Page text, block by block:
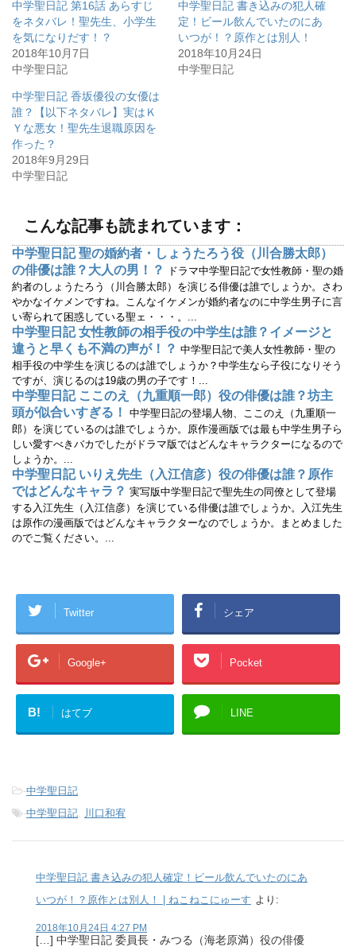
T
w
i
t
t
e
r
で
有
(
新
し
い
ウ
ィ
ン
ド
ウ
ま
す
o
k
で
共
有
す
ク
リ
ッ
ク
し
だ
い
ウ
ィ
ン
ド
ウ
で
開
き
ま
す
)
中学聖日記 第16話 あらすじ
をネタバレ！聖先生、小学生
を気になりだす！？
2018年10月7日
中学聖日記
中学聖日記 書き込みの犯人確
定！ビール飲んでいたのにあ
いつが！？原作とは別人！
2018年10月24日
中学聖日記
中学聖日記 香坂優役の女優は
誰？【以下ネタバレ】実はＫ
Ｙな悪女！聖先生退職原因を
作った？
2018年9月29日
中学聖日記
こんな記事も読まれています：
中学聖日記 聖の婚約者・しょうたろう役（川合勝太郎）
の俳優は誰？大人の男！？
ドラマ中学聖日記で女性教師・聖の婚
約者のしょうたろう（川合勝太郎）を演じる俳優は誰でしょうか。さわ
やかなイケメンですね。こんなイケメンが婚約者なのに中学生男子に言
い寄られて困惑している聖ェ・・・。...
中学聖日記 女性教師の相手役の中学生は誰？イメージと
違うと早くも不満の声が！？ 中学聖日記で美人女性教師・聖の
相手役の中学生を演じるのは誰でしょうか？中学生なら子役になりそう
ですが、演じるのは19歳の男の子です！...
中学聖日記 ここのえ（九重順一郎）役の俳優は誰？坊主
頭が似合いすぎる！ 中学聖日記の登場人物、ここのえ（九重順一
郎）を演じているのは誰でしょうか。原作漫画版では最も中学生男子ら
しい愛すべきバカでしたがドラマ版ではどんなキャラクターになるので
しょうか。...
中学聖日記 いりえ先生（入江信彦）役の俳優は誰？原作
ではどんなキャラ？ 実写版中学聖日記で聖先生の同僚として登場
する入江先生（入江信彦）を演じている俳優は誰でしょうか。入江先生
は原作の漫画版ではどんなキャラクターなのでしょうか。まとめました
のでご覧ください。...
Twitter シェア
Google+ Pocket
B! はてブ LINE
-中学聖日記
-中学聖日記 川口和宥
中学聖日記 書き込みの犯人確定！ビール飲んでいたのにあ
いつが！？原作とは別人！ | ねこねこにゅーす より:
2018年10月24日 4:27 PM
[…] 中学聖日記 委員長・みつる（海老原満）役の俳優